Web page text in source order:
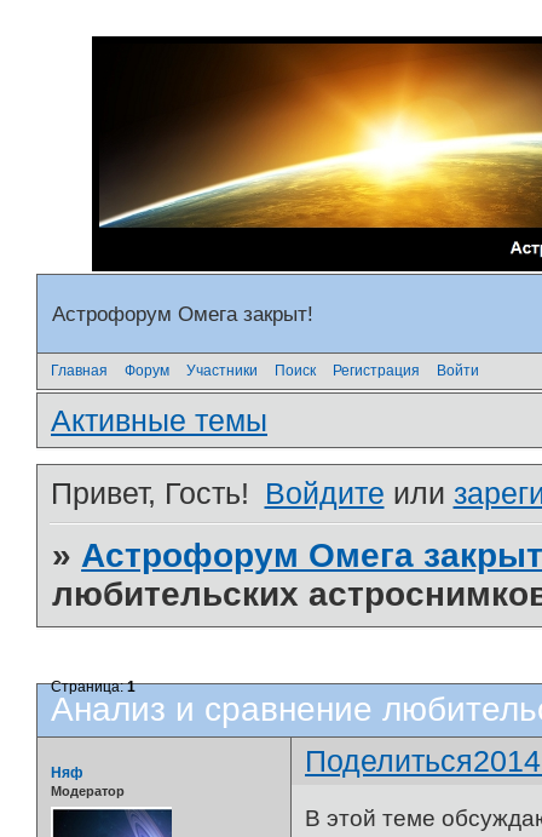
Астрофорум Омега закрыт!
Главная Форум Участники Поиск Регистрация Войти
Активные темы
Привет, Гость! Войдите или
»Астрофорум Омега
любительских
Анализ и сравнение
Страница:1
Поделиться
Няф
Модератор
В этой теме